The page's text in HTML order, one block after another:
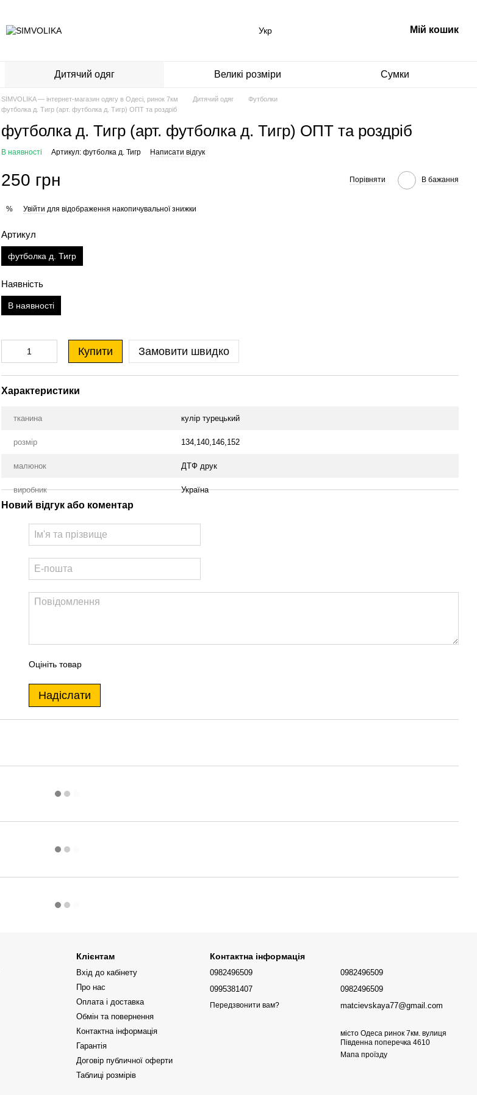
Укр Мій кошик
Дитячий одяг Великі розміри Сумки
SIMVOLIKA — інтернет-магазин одягу в Одесі, ринок 7км Дитячий одяг
Футболки
футболка д. Тигр (арт. футболка д. Тигр) ОПТ та роздріб
футболка д. Тигр (арт. футболка д. Тигр) ОПТ та роздріб
В наявності Артикул: футболка д. Тигр Написати відгук
250 грн Порівняти В бажання
% Увійти для відображення накопичувальної знижки
Артикул
футболка д. Тигр
Наявність
В наявності
Купити Замовити швидко
Характеристики
тканина кулір турецький
розмір 134,140,146,152
малюнок ДТФ друк
виробник Україна
Новий відгук або коментар
Оцініть товар
Надіслати
Клієнтам
Вхід до кабінету
Про нас
Оплата і доставка
Обмін та повернення
Контактна інформація
Гарантія
Договір публичної оферти
Таблиці розмірів
Контактна інформація
0982496509
0995381407
Передзвонити вам?
0982496509
0982496509
matcievskaya77@gmail.com
місто Одеса ринок 7км. вулиця
Південна поперечка 4610
Мапа проїзду